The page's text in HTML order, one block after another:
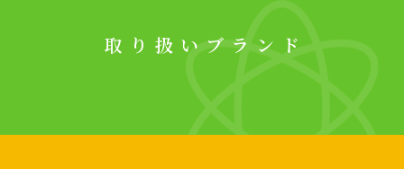
取り扱いブランド